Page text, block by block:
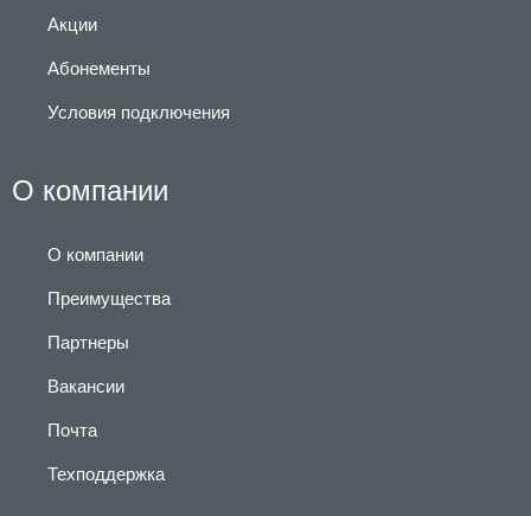
Акции
Абонементы
Условия подключения
О компании
О компании
Преимущества
Партнеры
Вакансии
Почта
Техподдержка